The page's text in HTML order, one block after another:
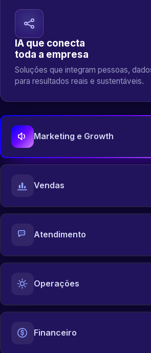
IA que conecta
toda a empresa
Soluções que integram pessoas,
para resultados reais e sustentáveis.
Marketing e Growth
Vendas
Atendimento
Operações
Financeiro